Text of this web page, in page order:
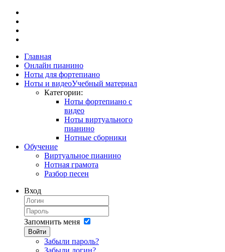
Главная
Онлайн пианино
Ноты для фортепиано
Ноты и видеоУчебный материал
Категории:
Ноты фортепиано с
видео
Ноты виртуального
пианино
Нотные сборники
Обучение
Виртуальное пианино
Нотная грамота
Разбор песен
Вход
Запомнить меня
Войти
Забыли пароль?
Забыли логин?